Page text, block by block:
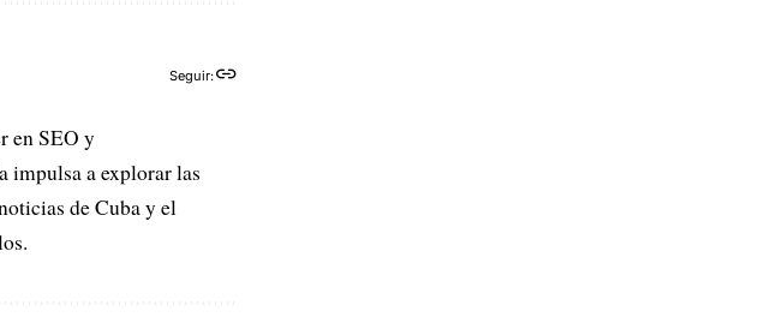
Seguir:
en SEO y
impulsa a explorar las
de Cuba y el